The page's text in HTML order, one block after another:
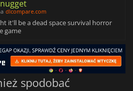
dlcompare.com
it'll be a dead space survival horror
game
spodobać